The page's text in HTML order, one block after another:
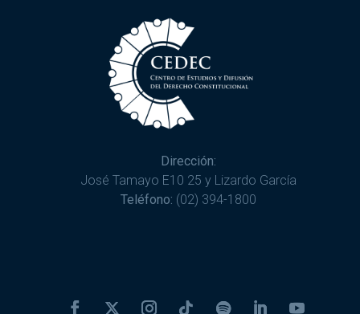
Dirección:
José Tamayo E10 25 y Lizardo García
Teléfono: (02) 394-1800